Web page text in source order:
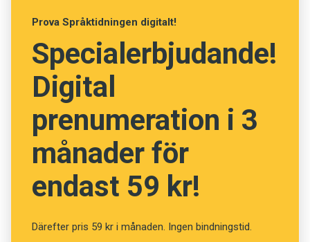
Prova Språktidningen digitalt!
Specialerbjudande!
Digital
prenumeration i 3
månader för
endast 59 kr!
Därefter pris 59 kr i månaden. Ingen bindningstid.